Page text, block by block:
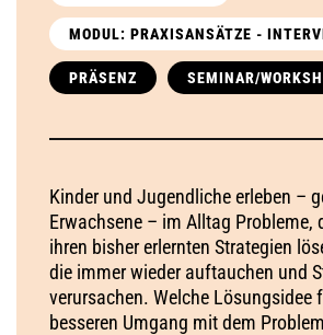
MODUL: PRAXISANSÄTZE -
PRÄSENZ SEMINAR/
Kinder und Jugendliche erleben –
Erwachsene – im Alltag Probleme,
ihren bisher erlernten Strategien
die immer wieder auftauchen und
verursachen. Welche Lösungsidee
besseren Umgang mit dem